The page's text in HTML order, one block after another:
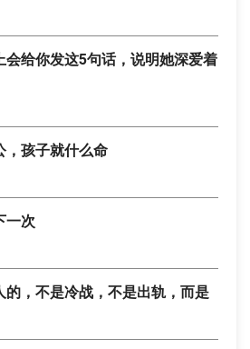
会给你发这5句话，说明她深爱着
，孩子就什么命
一次
的，不是冷战，不是出轨，而是